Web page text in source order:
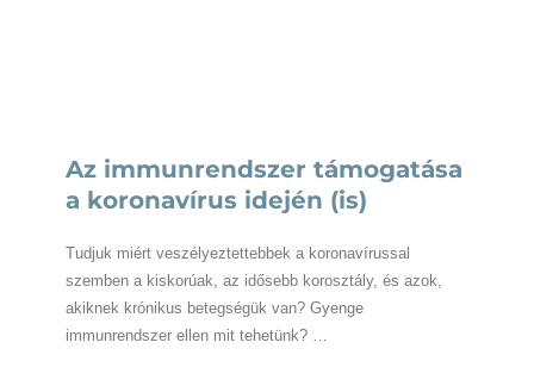
Az immunrendszer támogatása
a koronavírus idején (is)
Tudjuk miért veszélyeztettebbek a koronavírussal
szemben a kiskorúak, az idősebb korosztály, és azok,
akiknek krónikus betegségük van? Gyenge
immunrendszer ellen mit tehetünk? …